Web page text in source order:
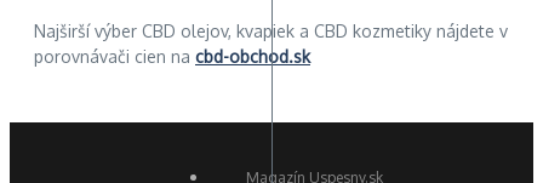
Najširší výber CBD olejov, kvapiek a CBD kozmetiky nájdete v
porovnávači cien na cbd-obchod.sk
Magazín Uspesny.sk